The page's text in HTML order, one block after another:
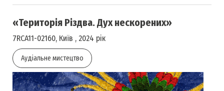
«Територія Різдва. Дух нескорених»
7RCA11-02160, Київ , 2024 рік
Аудіальне мистецтво